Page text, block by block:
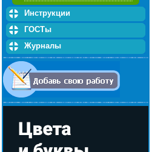
Инструкции
ГОСТы
Журналы